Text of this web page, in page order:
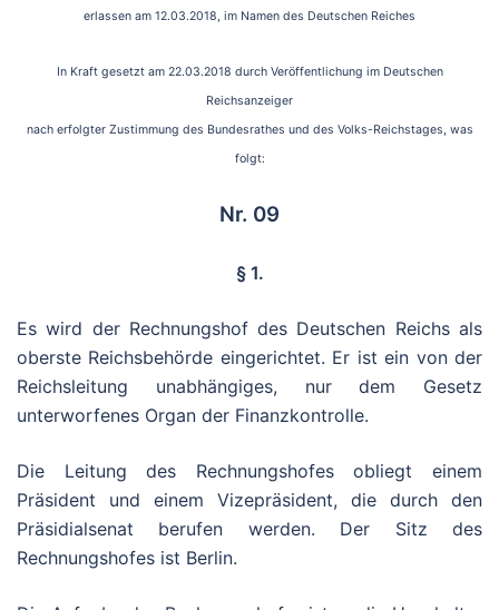
erlassen am 12.03.2018, im Namen des Deutschen Reiches
In Kraft gesetzt am 22.03.2018 durch Veröffentlichung im Deutschen
Reichsanzeiger
nach erfolgter Zustimmung des Bundesrathes und des Volks-Reichstages, was
folgt:
Nr. 09
§ 1.
Es wird der Rechnungshof des Deutschen Reichs als
oberste Reichsbehörde eingerichtet. Er ist ein von der
Reichsleitung unabhängiges, nur dem Gesetz
unterworfenes Organ der Finanzkontrolle.
Die Leitung des Rechnungshofes obliegt einem
Präsident und einem Vizepräsident, die durch den
Präsidialsenat berufen werden. Der Sitz des
Rechnungshofes ist Berlin.